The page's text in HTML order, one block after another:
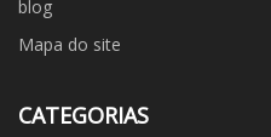
blog
Mapa do site
CATEGORIAS